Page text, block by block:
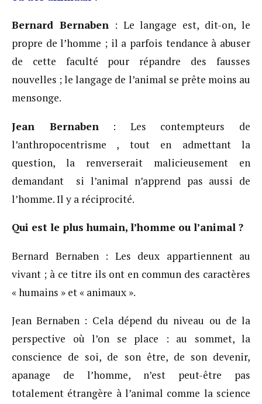
Bernard Bernaben: Le langage est, dit-on, le
propre de l’homme ; il a parfois tendance à abuser
de cette faculté pour répandre des fausses
nouvelles ; le langage de l’animal se prête moins au
mensonge.
Jean Bernaben: Les contempteurs de
l’anthropocentrisme , tout en admettant la
question, la renverserait malicieusement en
demandant si l’animal n’apprend pas aussi de
l’homme. Il y a réciprocité.
Qui est le plus humain, l’homme ou l’animal ?
Bernard Bernaben : Les deux appartiennent au
vivant ; à ce titre ils ont en commun des caractères
« humains » et « animaux ».
Jean Bernaben : Cela dépend du niveau ou de la
perspective où l’on se place : au sommet, la
conscience de soi, de son être, de son devenir,
apanage de l’homme, n’est peut-être pas
totalement étrangère à l’animal comme la science